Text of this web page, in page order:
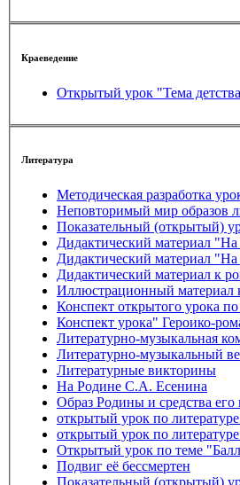
Краеведение
Открытый урок
Литература
Методическая разработка
Неповторимый мир образов
Показательный (открытый)
Дидактический материал
Дидактический материал
Дидактический материал к
Иллюстрационный материал
Конспект открытого урока
Конспект урока" Героико-
Литературно-музыкальная
Литературно-музыкальный
Литературные викторины
На Родине С.А. Есенина
Образ Родины и средства
открытый урок по
Открытый урок по теме
Подвиг её бессмертен